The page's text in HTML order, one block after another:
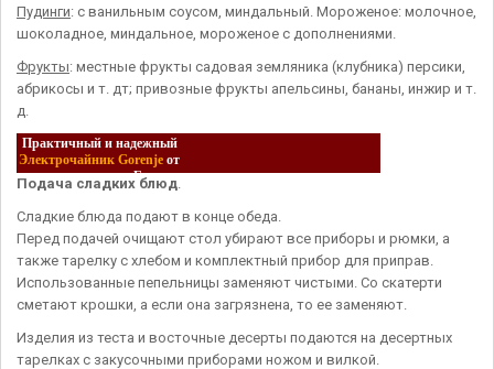
Пудинги: с ванильным соусом, миндальный. Мороженое: молочное,
шоколадное, миндальное, мороженое с дополнениями.
Фрукты: местные фрукты садовая земляника (клубника) персики,
абрикосы и т. дт; привозные фрукты апельсины, бананы, инжир и т.
д.
Практичный и надежный
Электрочайник Gorenje от
интернет магазина Fotos.ua
Подача сладких блюд.
Сладкие блюда подают в конце обеда.
Перед подачей очищают стол убирают все приборы и рюмки, а
также тарелку с хлебом и комплектный прибор для приправ.
Использованные пепельницы заменяют чистыми. Со скатерти
сметают крошки, а если она загрязнена, то ее заменяют.
Изделия из теста и восточные десерты подаются на десертных
тарелках с закусочными приборами ножом и вилкой.